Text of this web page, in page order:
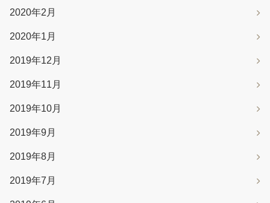
2020年2月
2020年1月
2019年12月
2019年11月
2019年10月
2019年9月
2019年8月
2019年7月